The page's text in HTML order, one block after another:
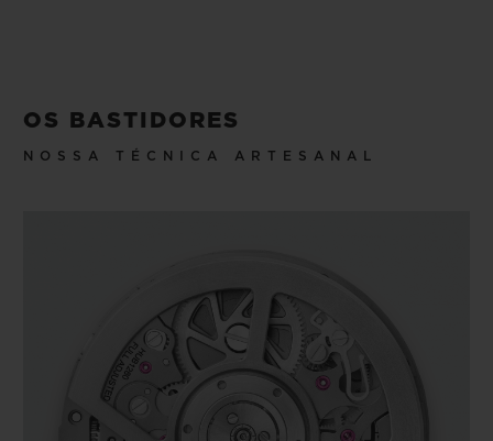
OS BASTIDORES
NOSSA TÉCNICA ARTESANAL